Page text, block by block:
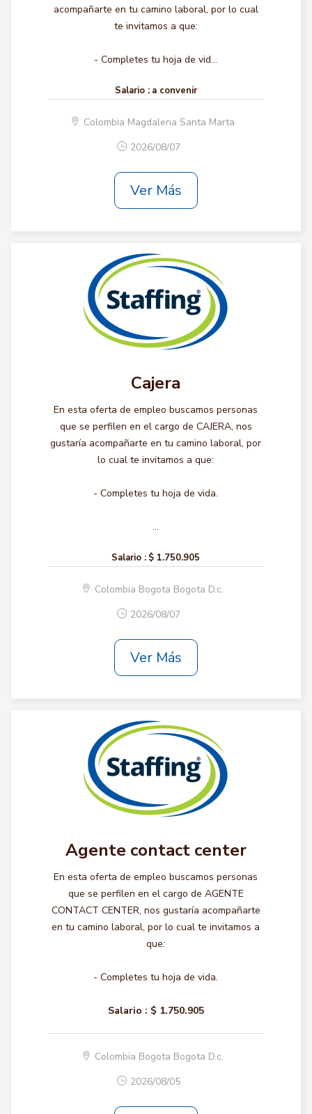
acompañarte en tu camino laboral, por lo cual
te invitamos a que:
- Completes tu hoja de vid...
Salario : a convenir
Colombia Magdalena Santa Marta
2026/08/07
Ver Más
Cajera
En esta oferta de empleo buscamos personas
que se perfilen en el cargo de CAJERA, nos
gustaría acompañarte en tu camino laboral, por
lo cual te invitamos a que:
- Completes tu hoja de vida.
...
Salario : $ 1.750.905
Colombia Bogota Bogota D.c.
2026/08/07
Ver Más
Agente contact center
En esta oferta de empleo buscamos personas
que se perfilen en el cargo de AGENTE
CONTACT CENTER, nos gustaría acompañarte
en tu camino laboral, por lo cual te invitamos a
que:
- Completes tu hoja de vida.
Salario : $ 1.750.905
Colombia Bogota Bogota D.c.
2026/08/05